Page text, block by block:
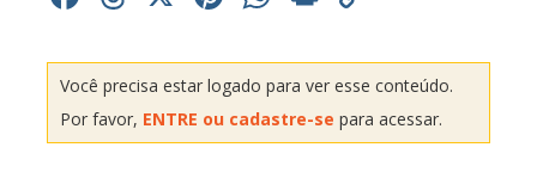
Você precisa estar logado para ver esse conteúdo.
Por favor, ENTRE ou cadastre-se para acessar.